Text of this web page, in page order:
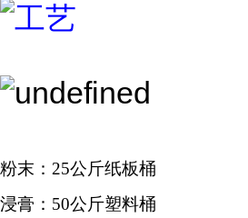
粉末：25公斤纸板桶
浸膏：50公斤塑料桶